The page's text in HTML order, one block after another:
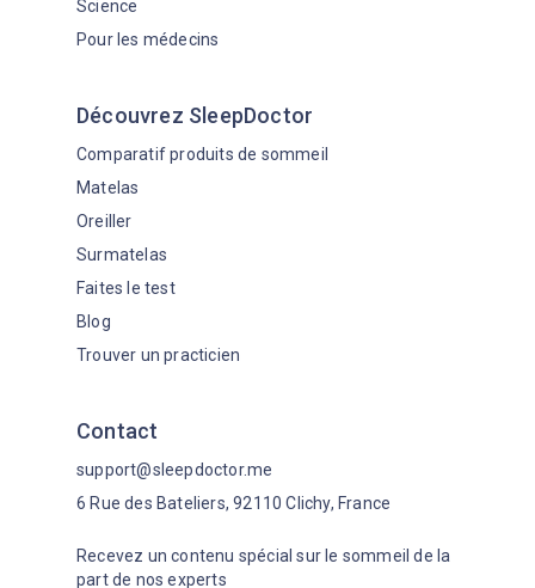
Découvrez SleepDoctor
Contact
Science
Matelas
Comparatif produits de sommeil
Oreiller
Surmatelas
Blog
Trouver un practicien
Faites le test
Pour les médecins
Recevez un contenu spécial sur le sommeil de la
part de nos experts
support@sleepdoctor.me
6 Rue des Bateliers, 92110 Clichy, France